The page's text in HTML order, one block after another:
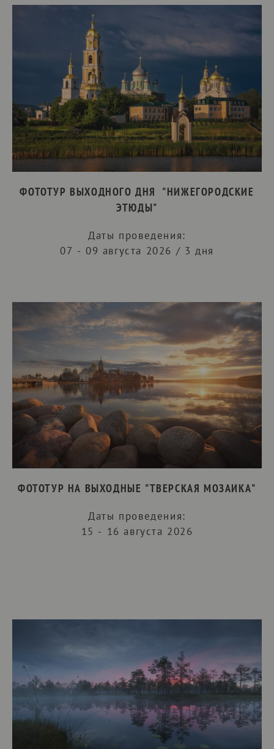
ФОТОТУР ВЫХОДНОГО ДНЯ "НИЖЕГОРОДСКИЕ
ЭТЮДЫ"
Даты проведения:
07 - 09 августа 2026 / 3 дня
ФОТОТУР НА ВЫХОДНЫЕ "ТВЕРСКАЯ МОЗАИКА"
Даты проведения:
15 - 16 августа 2026